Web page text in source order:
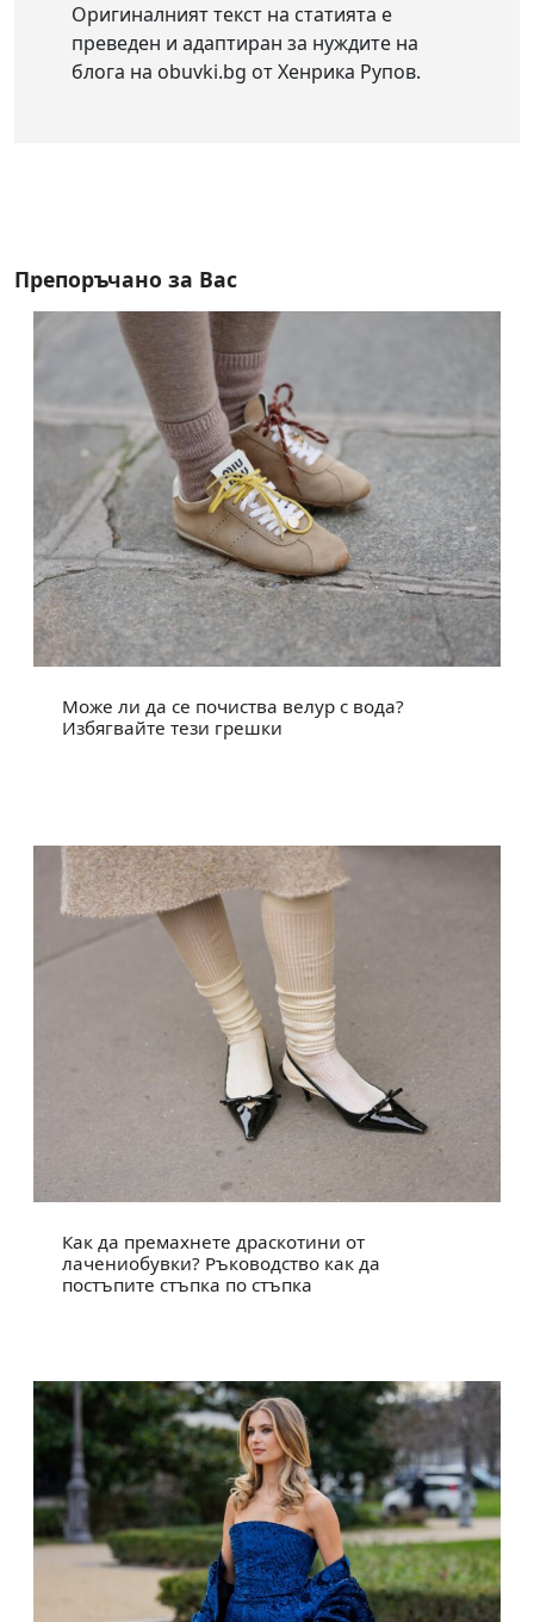
Оригиналният текст на статията е
преведен и адаптиран за нуждите на
блога на obuvki.bg от Хенрика Рупов.
Препоръчано за Вас
Може ли да се почиства велур с вода?
Избягвайте тези грешки
Как да премахнете драскотини от
лачениобувки? Ръководство как да
постъпите стъпка по стъпка